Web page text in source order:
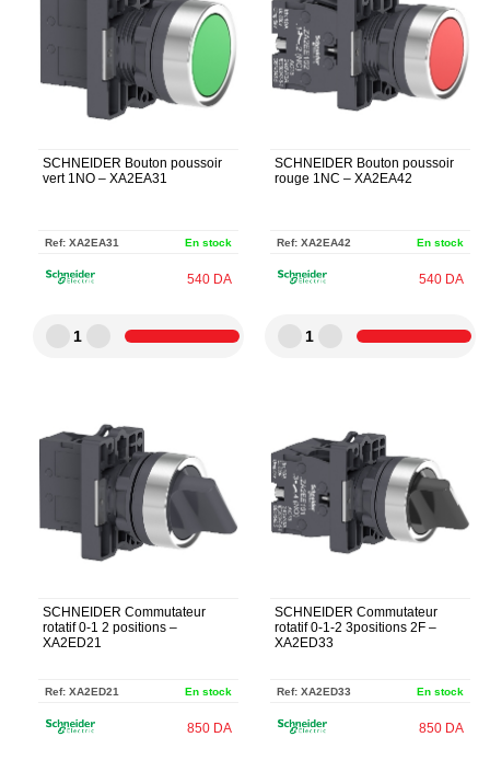
SCHNEIDER Bouton poussoir
vert 1NO – XA2EA31
Ref: XA2EA31 En stock
540 DA
1
SCHNEIDER Bouton poussoir
rouge 1NC – XA2EA42
Ref: XA2EA42 En stock
540 DA
1
SCHNEIDER Commutateur
rotatif 0-1 2 positions –
XA2ED21
Ref: XA2ED21 En stock
850 DA
SCHNEIDER Commutateur
rotatif 0-1-2 3positions 2F –
XA2ED33
Ref: XA2ED33 En stock
850 DA